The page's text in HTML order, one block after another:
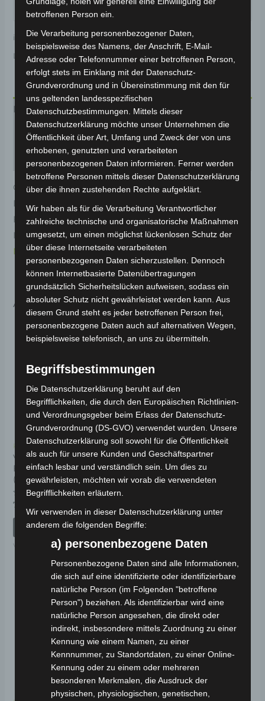
inkl. 19 % MwSt. Kostenloser Versand
Lieferzeit:
Versandfertig innerhalb 24 Stunden*
Beschreibung
Produktsicherheit
Rezensionen (0)
Original-Ersatzteil für den Elektro-Scooter VSX.
Dekorative abdeckung links-weiss für optimale
Funktionalität und Haltbarkeit. Weitere
Informationen zum Fahrzeug findest du hier:Volta
Motor Elektro-Scooter VSX.
Ähnliche Produkte
Kostenloser Versand
VSX VORDERES
FEDERUNGSSET
(SCHEIBENBREMSENMODELL)
Bewertet
mit
0
79,00
IN DEN WARENKORB
VSX
Kostenloser Versand
VSX MITTLERER
STÄNDERFEDER
von
5
IN DEN WARENKORB
betroffenen Person ein.
Die Verarbeitung personenbezogener Daten,
beispielsweise des Namens, der Anschrift, E-Mail-
Adresse oder Telefonnummer einer betroffenen Person,
erfolgt stets im Einklang mit der Datenschutz-
Grundverordnung und in Übereinstimmung mit den für
uns geltenden landesspezifischen
Datenschutzbestimmungen. Mittels dieser
Datenschutzerklärung möchte unser Unternehmen die
Öffentlichkeit über Art, Umfang und Zweck der von uns
erhobenen, genutzten und verarbeiteten
personenbezogenen Daten informieren. Ferner werden
betroffene Personen mittels dieser Datenschutzerklärung
über die ihnen zustehenden Rechte aufgeklärt.
Wir haben als für die Verarbeitung Verantwortlicher
zahlreiche technische und organisatorische Maßnahmen
umgesetzt, um einen möglichst lückenlosen Schutz der
über diese Internetseite verarbeiteten
personenbezogenen Daten sicherzustellen. Dennoch
können Internetbasierte Datenübertragungen
grundsätzlich Sicherheitslücken aufweisen, sodass ein
absoluter Schutz nicht gewährleistet werden kann. Aus
diesem Grund steht es jeder betroffenen Person frei,
personenbezogene Daten auch auf alternativen Wegen,
beispielsweise telefonisch, an uns zu übermitteln.
Begriffsbestimmungen
Die Datenschutzerklärung beruht auf den
Begrifflichkeiten, die durch den Europäischen Richtlinien-
und Verordnungsgeber beim Erlass der Datenschutz-
Grundverordnung (DS-GVO) verwendet wurden. Unsere
Datenschutzerklärung soll sowohl für die Öffentlichkeit
als auch für unsere Kunden und Geschäftspartner
einfach lesbar und verständlich sein. Um dies zu
gewährleisten, möchten wir vorab die verwendeten
Begrifflichkeiten erläutern.
Wir verwenden in dieser Datenschutzerklärung unter
anderem die folgenden Begriffe:
a) personenbezogene Daten
Personenbezogene Daten sind alle Informationen,
die sich auf eine identifizierte oder identifizierbare
natürliche Person (im Folgenden "betroffene
Person") beziehen. Als identifizierbar wird eine
natürliche Person angesehen, die direkt oder
indirekt, insbesondere mittels Zuordnung zu einer
Kennung wie einem Namen, zu einer
Kennnummer, zu Standortdaten, zu einer Online-
Kennung oder zu einem oder mehreren
besonderen Merkmalen, die Ausdruck der
physischen, physiologischen, genetischen,